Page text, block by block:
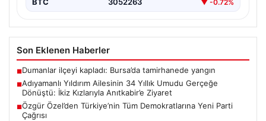
▼ -0.72%
Son Eklenen Haberler
■Dumanlar ilçeyi kapladı: Bursa’da tamirhanede yangın
■Adıyamanlı Yıldırım Ailesinin 34 Yıllık Umudu Gerçeğe
Dönüştü: İkiz Kızlarıyla Anıtkabir’e Ziyaret
■Özgür Özel’den Türkiye’nin Tüm Demokratlarına Yeni Parti
Çağrısı